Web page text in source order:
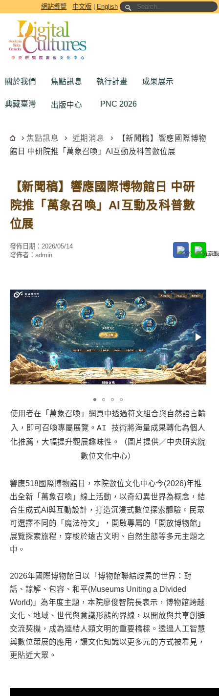
跳到主要內容區塊網站導覽 中文版 English
關於我們 焦點訊息 執行計畫 成果展示
典藏臺灣 出版中心 PNC 2026
焦點訊息 近期消息
【新聞稿】響應國際博物
館日 中研院推「萬象召喚」AI互動及科普數位展
【新聞稿】響應國際博物館日 中研
院推「萬象召喚」AI互動及科普數
位展
發佈日期： 2026/05/14
發佈者： admin
使用者在「萬象召喚」網頁中透過符文組合與自然語言輸
入，即可召喚專屬展覽。AI 技術將海量成果轉化為個人
化推薦，大幅提升觀展趣味性。（圖片提供／中央研究院
數位文化中心）
響應518國際博物館日，本院數位文化中心今(2026)年推
出全新「萬象召喚」線上活動，以奇幻異世界為概念，結
合生成式AI與互動設計，打造沉浸式數位探索體驗。民眾
可選擇不同的「魔法符文」，開啟專屬的「開放博物館」
展覽探索旅程，穿梭於遠古文明、自然生態等多元主題之
中。
2026年國際博物館日以「博物館聯結歧異的世界：對
話、諒解、包容、和平(Museums Uniting a Divided
World)」為年度主題，本院廖俊智院長表示，博物館跨越
文化、地域、世代與意識形態的界線，以開放與共享創造
交流契機，成為連結人類文明的重要橋樑。透過人工智慧
與數位策展的應用，讓文化知識以更多元的方式被看見，
更貼近大眾。